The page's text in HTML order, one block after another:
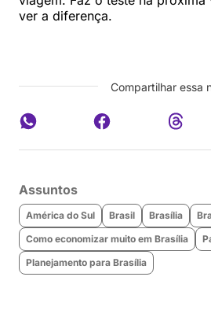
ver a diferença.
Compartilhar essa
Assuntos
América do Sul Brasil Brasília
Como economizar muito em Brasília
Planejamento para Brasília